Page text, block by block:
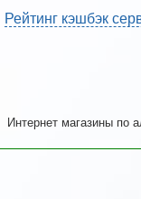
Рейтинг кэшбэк
Интернет магазины по